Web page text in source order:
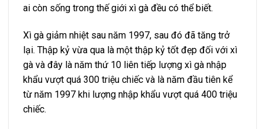
ai còn sống trong thế giới xì gà đều có thể biết.
Xì gà giảm nhiệt sau năm 1997, sau đó đã tăng trở
lại. Thập kỷ vừa qua là một thập kỷ tốt đẹp đối với xì
gà và đây là năm thứ 10 liên tiếp lượng xì gà nhập
khẩu vượt quá 300 triệu chiếc và là năm đầu tiên kể
từ năm 1997 khi lượng nhập khẩu vượt quá 400 triệu
chiếc.